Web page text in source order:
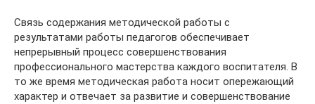
Связь содержания методической работы с
результатами работы педагогов обеспечивает
непрерывный процесс совершенствования
профессионального мастерства каждого воспитателя. В
то же время методическая работа носит опережающий
характер и отвечает за развитие и совершенствование